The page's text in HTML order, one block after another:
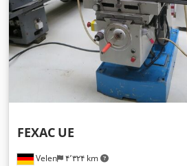
Velen ۴٬۳۲۴ km
FEXAC UE